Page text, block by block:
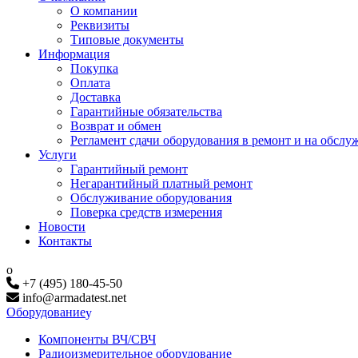
О компании
Реквизиты
Типовые документы
Информация
Покупка
Оплата
Доставка
Гарантийные обязательства
Возврат и обмен
Регламент сдачи оборудования в ремонт и на
Услуги
Гарантийный ремонт
Негарантийный платный ремонт
Обслуживание оборудования
Поверка средств измерения
Новости
Контакты
+7 (495) 180-45-50
info@armadatest.net
Оборудование
Компоненты ВЧ/СВЧ
Радиоизмерительное оборудование